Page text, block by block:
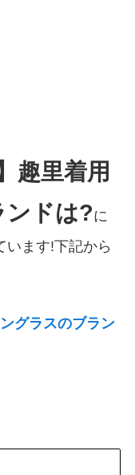
趣里着用
ンドは?に
います!下記から
グラスのブラン